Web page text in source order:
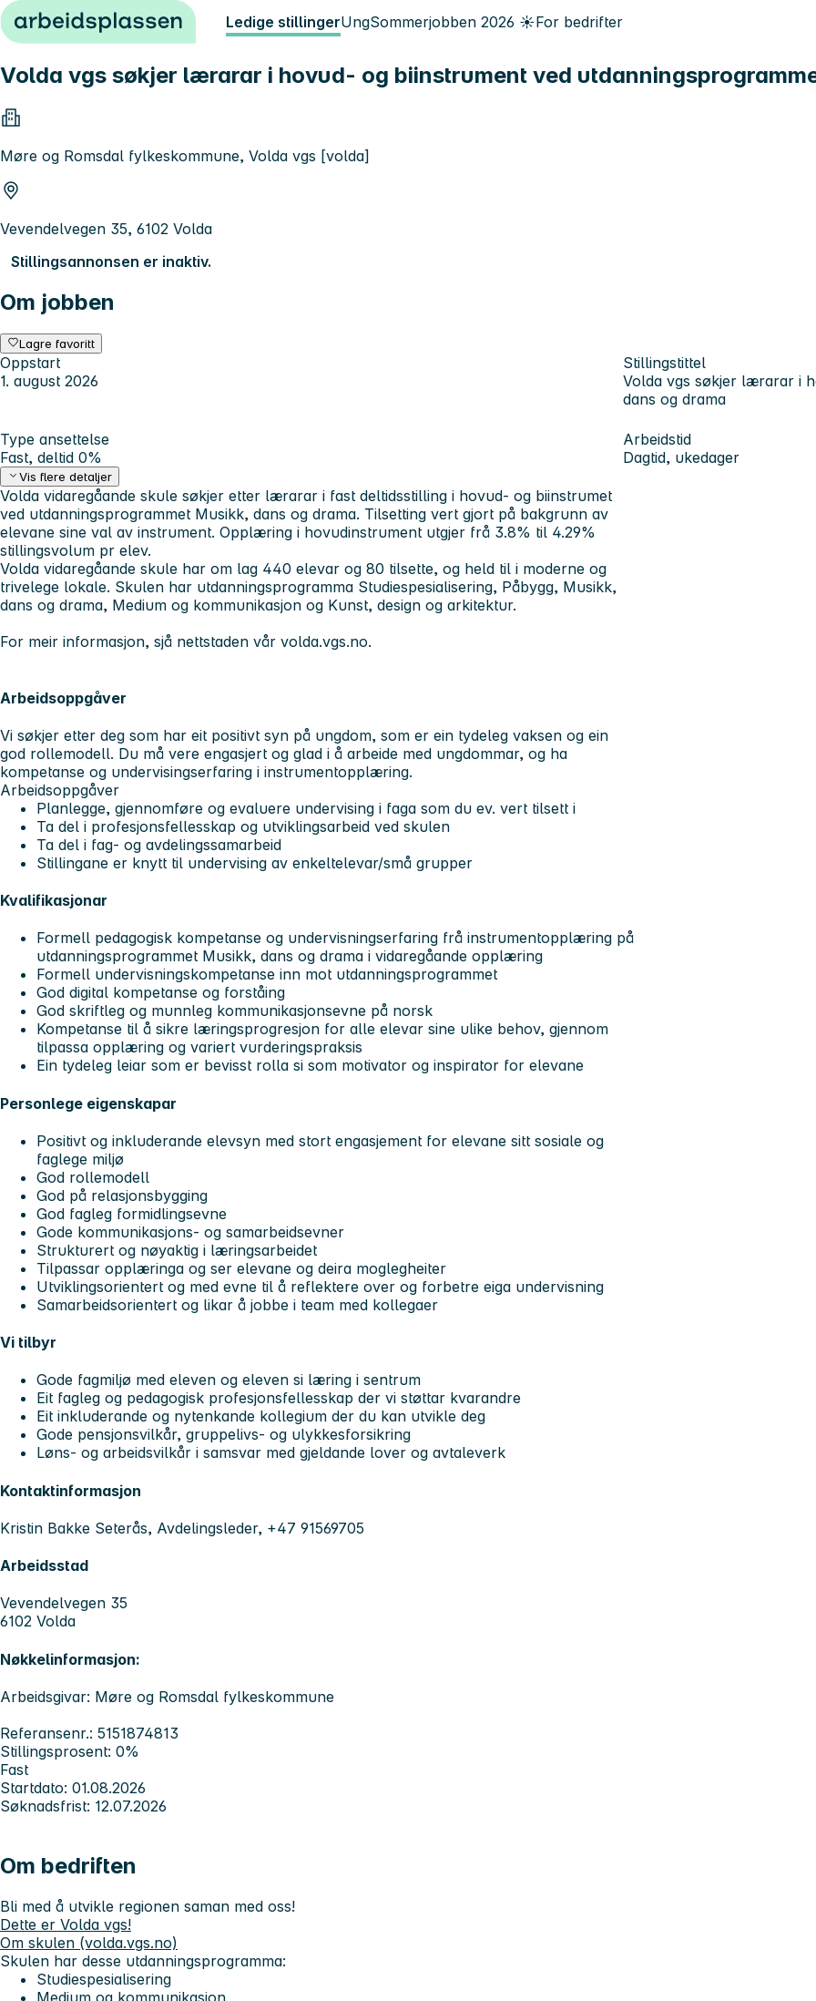
Hopp til innhold Ledige stillingerUngSommerjobben 2026 ☀️For bedrifter
Volda vgs søkjer lærarar i hovud- og biinstrument ved
Møre og Romsdal fylkeskommune, Volda vgs [volda]
Vevendelvegen 35, 6102 Volda
Stillingsannonsen er inaktiv.
Om jobben
Lagre favoritt
Oppstart
1. august 2026
Stillingstittel
Volda vgs søkjer lærarar i
dans og drama
Type ansettelse
Fast, deltid 0%
Arbeidstid
Dagtid, ukedager
Vis flere detaljer
Volda vidaregåande skule søkjer etter lærarar i fast deltidsstilling i hovud- og biinstrumet
ved utdanningsprogrammet Musikk, dans og drama. Tilsetting vert gjort på bakgrunn av
elevane sine val av instrument. Opplæring i hovudinstrument utgjer frå 3.8% til 4.29%
stillingsvolum pr elev.
Volda vidaregåande skule har om lag 440 elevar og 80 tilsette, og held til i moderne og
trivelege lokale. Skulen har utdanningsprogramma Studiespesialisering, Påbygg, Musikk,
dans og drama, Medium og kommunikasjon og Kunst, design og arkitektur.
For meir informasjon, sjå nettstaden vår volda.vgs.no.
Arbeidsoppgåver
Vi søkjer etter deg som har eit positivt syn på ungdom, som er ein tydeleg vaksen og ein
god rollemodell. Du må vere engasjert og glad i å arbeide med ungdommar, og ha
kompetanse og undervisingserfaring i instrumentopplæring.
Arbeidsoppgåver
Planlegge, gjennomføre og evaluere undervising i faga som du ev. vert tilsett i
Ta del i profesjonsfellesskap og utviklingsarbeid ved skulen
Ta del i fag- og avdelingssamarbeid
Stillingane er knytt til undervising av enkeltelevar/små grupper
Kvalifikasjonar
Formell pedagogisk kompetanse og undervisningserfaring frå instrumentopplæring på
utdanningsprogrammet Musikk, dans og drama i vidaregåande opplæring
Formell undervisningskompetanse inn mot utdanningsprogrammet
God digital kompetanse og forståing
God skriftleg og munnleg kommunikasjonsevne på norsk
Kompetanse til å sikre læringsprogresjon for alle elevar sine ulike behov, gjennom
tilpassa opplæring og variert vurderingspraksis
Ein tydeleg leiar som er bevisst rolla si som motivator og inspirator for elevane
Personlege eigenskapar
Positivt og inkluderande elevsyn med stort engasjement for elevane sitt sosiale og
faglege miljø
God rollemodell
God på relasjonsbygging
God fagleg formidlingsevne
Gode kommunikasjons- og samarbeidsevner
Strukturert og nøyaktig i læringsarbeidet
Tilpassar opplæringa og ser elevane og deira moglegheiter
Utviklingsorientert og med evne til å reflektere over og forbetre eiga undervisning
Samarbeidsorientert og likar å jobbe i team med kollegaer
Vi tilbyr
Gode fagmiljø med eleven og eleven si læring i sentrum
Eit fagleg og pedagogisk profesjonsfellesskap der vi støttar kvarandre
Eit inkluderande og nytenkande kollegium der du kan utvikle deg
Gode pensjonsvilkår, gruppelivs- og ulykkesforsikring
Løns- og arbeidsvilkår i samsvar med gjeldande lover og avtaleverk
Kontaktinformasjon
Kristin Bakke Seterås, Avdelingsleder, +47 91569705
Arbeidsstad
Vevendelvegen 35
6102 Volda
Nøkkelinformasjon:
Arbeidsgivar: Møre og Romsdal fylkeskommune
Referansenr.: 5151874813
Stillingsprosent: 0%
Fast
Startdato: 01.08.2026
Søknadsfrist: 12.07.2026
Om bedriften
Bli med å utvikle regionen saman med oss!
Dette er Volda vgs!
Om skulen (volda.vgs.no)
Skulen har desse utdanningsprogramma:
Studiespesialisering
Medium og kommunikasjon